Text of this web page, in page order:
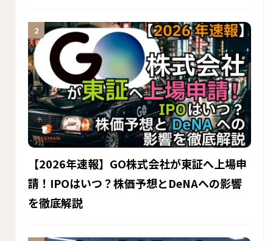
【2026年速報】GO株式会社が東証へ上場申
請！IPOはいつ？株価予想とDeNAへの影響
を徹底解説